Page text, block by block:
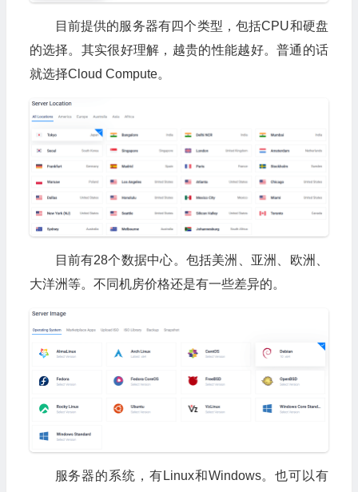
目前提供的服务器有四个类型，包括CPU和硬盘
的选择。其实很好理解，越贵的性能越好。普通的话
就选择Cloud Compute。
目前有28个数据中心。包括美洲、亚洲、欧洲、
大洋洲等。不同机房价格还是有一些差异的。
服务器的系统，有Linux和Windows。也可以有